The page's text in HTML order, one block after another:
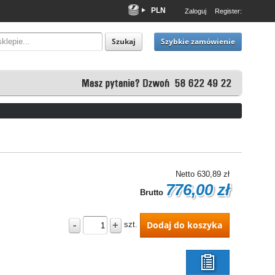
PLN
EUR
USD
Zaloguj Register:
Szukaj Szybkie zamówienie
Netto 630,89 zł
Brutto 776,00 zł
- + szt. Dodaj do koszyka